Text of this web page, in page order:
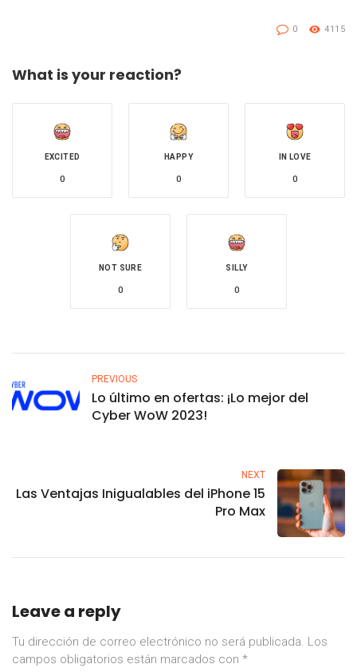
0 4115
What is your reaction?
EXCITED
0
HAPPY
0
IN LOVE
0
NOT SURE
0
SILLY
0
PREVIOUS
Lo último en ofertas: ¡Lo mejor del
Cyber WoW 2023!
NEXT
Las Ventajas Inigualables del iPhone 15
Pro Max
Leave a reply
Tu dirección de correo electrónico no será publicada. Los
campos obligatorios están marcados con *